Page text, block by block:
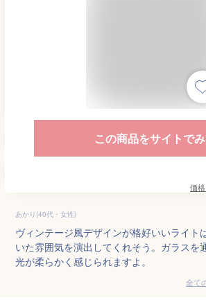
この商品をサイトで
価
あかり(40代・女性)
ヴィンテージ風デザインが格好いいライト
いた雰囲気を演出してくれそう。ガラスを
光が柔らかく感じられますよ。
全て